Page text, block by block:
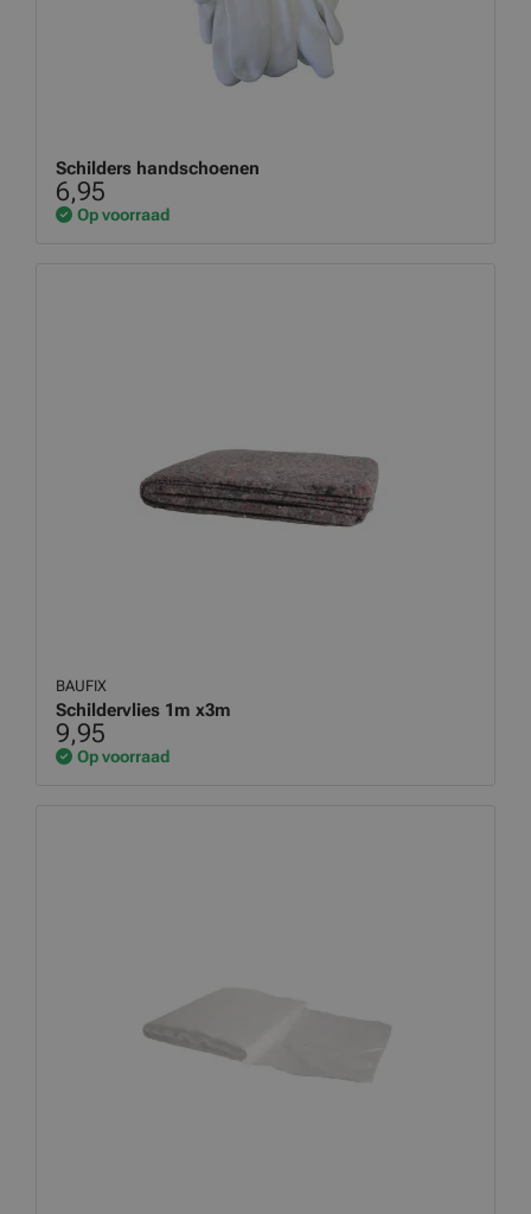
Schilders handschoenen
6,95
Op voorraad
BAUFIX
Schildervlies 1m x3m
9,95
Op voorraad